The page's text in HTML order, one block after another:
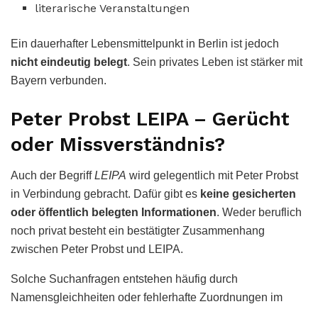
literarische Veranstaltungen
Ein dauerhafter Lebensmittelpunkt in Berlin ist jedoch
nicht eindeutig belegt. Sein privates Leben ist stärker mit
Bayern verbunden.
Peter Probst LEIPA – Gerücht
oder Missverständnis?
Auch der BegriffLEIPA wird gelegentlich mit Peter Probst
in Verbindung gebracht. Dafür gibt es keine gesicherten
oder öffentlich belegten Informationen. Weder beruflich
noch privat besteht ein bestätigter Zusammenhang
zwischen Peter Probst und LEIPA.
Solche Suchanfragen entstehen häufig durch
Namensgleichheiten oder fehlerhafte Zuordnungen im